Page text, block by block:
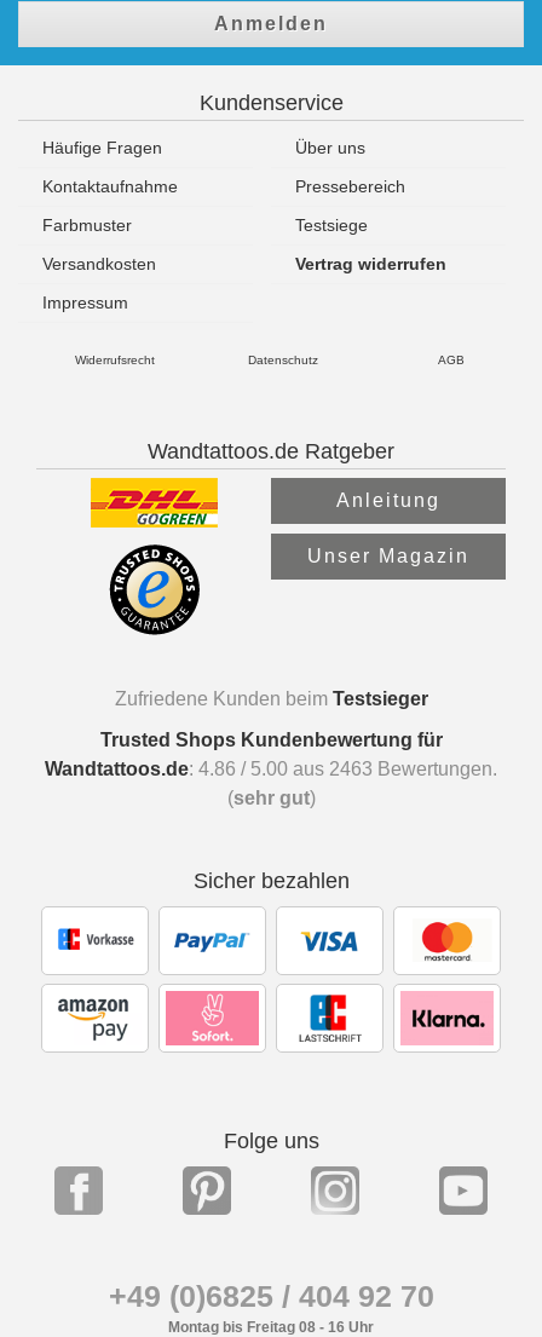
Anmelden
Kundenservice
Häufige Fragen
Über uns
Kontaktaufnahme
Pressebereich
Farbmuster
Testsiege
Versandkosten
Vertrag widerrufen
Impressum
Widerrufsrecht Datenschutz AGB
Wandtattoos.de Ratgeber
Anleitung
Unser Magazin
Zufriedene Kunden beim Testsieger
Trusted Shops Kundenbewertung für
Wandtattoos.de: 4.86 / 5.00 aus 2463 Bewertungen.
(sehr gut)
Sicher bezahlen
Folge uns
+49 (0)6825 / 404 92 70
Montag bis Freitag 08 - 16 Uhr